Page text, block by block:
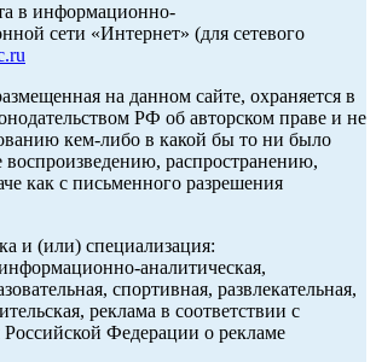
в информационно-
сети «Интернет» (для сетевого
на данном сайте, охраняется в
РФ об авторском праве и не
кем-либо в какой бы то ни было
распространению,
как с письменного разрешения
и (или) специализация:
аналитическая,
спортивная, развлекательная,
реклама в соответствии с
Российской Федерации о рекламе